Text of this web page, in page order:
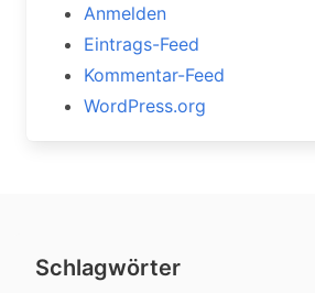
Anmelden
Eintrags-Feed
Kommentar-Feed
WordPress.org
Schlagwörter